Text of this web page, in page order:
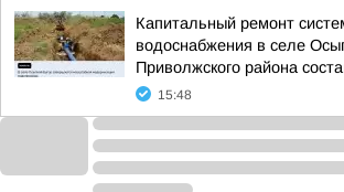
Капитальный ремонт
водоснабжения в селе
Приволжского района
15:48